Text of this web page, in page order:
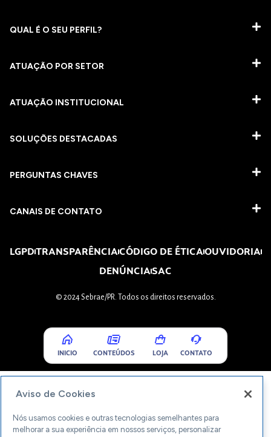
QUAL É O SEU PERFIL?
ATUAÇÃO POR SETOR
ATUAÇÃO INSTITUCIONAL
SOLUÇÕES DESTACADAS
PERGUNTAS CHAVES​
CANAIS DE CONTATO
LGPDTRANSPARÊNCIACÓDIGO DE ÉTICAOUVIDORIA
DENÚNCIASAC
© 2024 Sebrae/PR. Todos os direitos reservados.
INICIO CONTEÚDOS LOJA CONTATO
Aviso de Cookies
Nós usamos cookies e outras tecnologias semelhantes para
melhorar a sua experiência em nossos serviços, personalizar